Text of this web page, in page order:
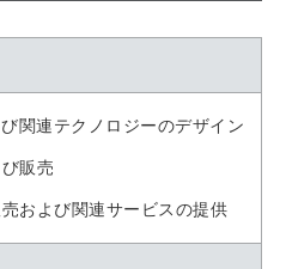
関連テクノロジーのデザイン
販売
および関連サービスの提供